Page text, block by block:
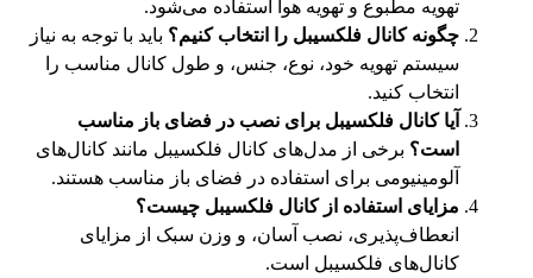
تهویه مطبوع و تهویه هوا استفاده می‌شود.
چگونه کانال فلکسیبل را انتخاب کنیم؟ باید با توجه به نیاز
سیستم تهویه خود، نوع، جنس، و طول کانال مناسب را
انتخاب کنید.
آیا کانال فلکسیبل برای نصب در فضای باز مناسب
است؟ برخی از مدل‌های کانال فلکسیبل مانند کانال‌های
آلومینیومی برای استفاده در فضای باز مناسب هستند.
مزایای استفاده از کانال فلکسیبل چیست؟
انعطاف‌پذیری، نصب آسان، و وزن سبک از مزایای
کانال‌های فلکسیبل است.